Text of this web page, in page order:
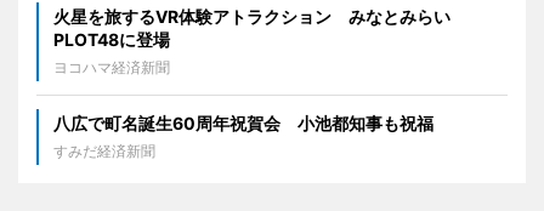
火星を旅するVR体験アトラクション みなとみらい
PLOT48に登場
ヨコハマ経済新聞
八広で町名誕生60周年祝賀会 小池都知事も祝福
すみだ経済新聞